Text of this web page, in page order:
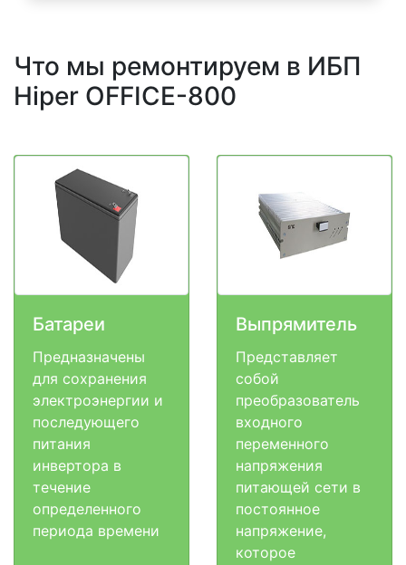
Что мы ремонтируем в ИБП
Hiper OFFICE-800
Батареи
Предназначены
для сохранения
электроэнергии и
последующего
питания
инвертора в
течение
определенного
периода времени
Выпрямитель
Представляет
собой
преобразователь
входного
переменного
напряжения
питающей сети в
постоянное
напряжение,
которое